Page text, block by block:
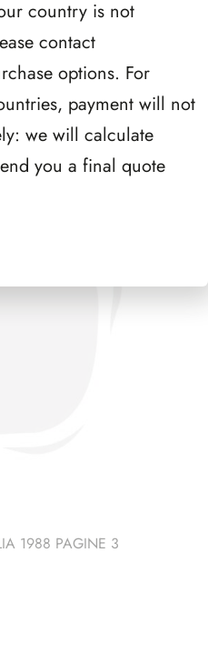
1994 PAGINE 5
1988 PAGINE 3
country is not
contact
options. For
payment will not
we will calculate
you a final quote